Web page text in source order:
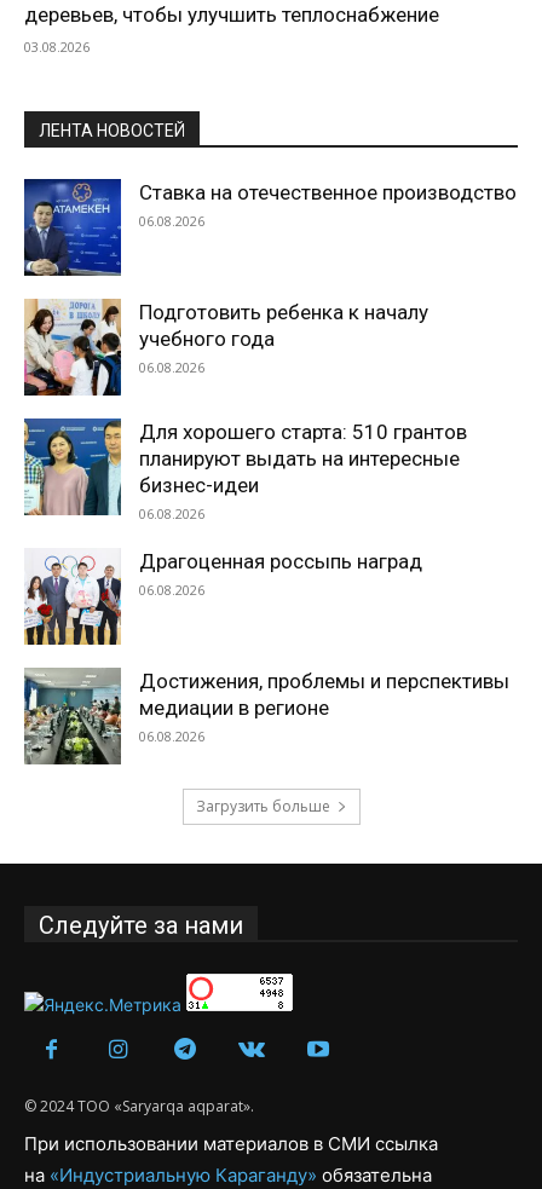
деревьев, чтобы улучшить теплоснабжение
03.08.2026
ЛЕНТА НОВОСТЕЙ
Ставка на отечественное производство
06.08.2026
Подготовить ребенка к началу
учебного года
06.08.2026
Для хорошего старта: 510 грантов
планируют выдать на интересные
бизнес-идеи
06.08.2026
Драгоценная россыпь наград
06.08.2026
Достижения, проблемы и перспективы
медиации в регионе
06.08.2026
Загрузить больше
Следуйте за нами
© 2024 ТОО «Saryarqa aqparat».
При использовании материалов в СМИ ссылка
на «Индустриальную Караганду» обязательна